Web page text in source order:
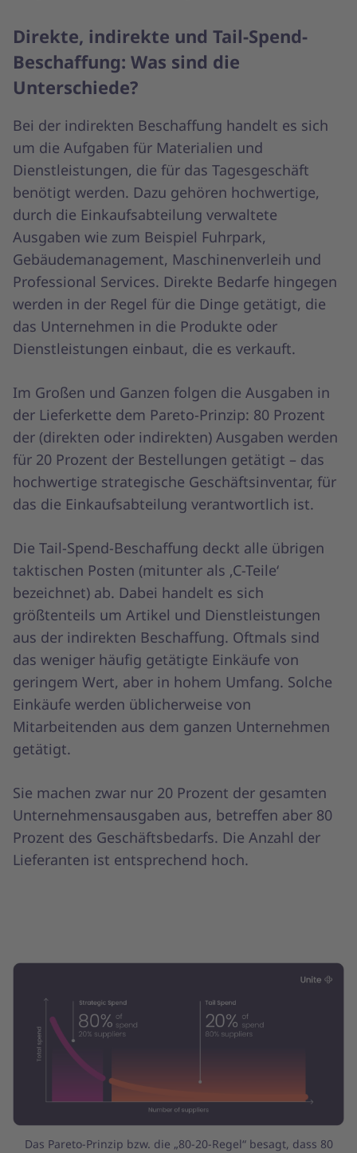
Direkte, indirekte und Tail-Spend-
Beschaffung: Was sind die
Unterschiede?
Bei der indirekten Beschaffung handelt es sich
um die Aufgaben für Materialien und
Dienstleistungen, die für das Tagesgeschäft
benötigt werden. Dazu gehören hochwertige,
durch die Einkaufsabteilung verwaltete
Ausgaben wie zum Beispiel Fuhrpark,
Gebäudemanagement, Maschinenverleih und
Professional Services. Direkte Bedarfe hingegen
werden in der Regel für die Dinge getätigt, die
das Unternehmen in die Produkte oder
Dienstleistungen einbaut, die es verkauft.
Im Großen und Ganzen folgen die Ausgaben in
der Lieferkette dem Pareto-Prinzip: 80 Prozent
der (direkten oder indirekten) Ausgaben werden
für 20 Prozent der Bestellungen getätigt – das
hochwertige strategische Geschäftsinventar, für
das die Einkaufsabteilung verantwortlich ist.
Die Tail-Spend-Beschaffung deckt alle übrigen
taktischen Posten (mitunter als ‚C-Teile‘
bezeichnet) ab. Dabei handelt es sich
größtenteils um Artikel und Dienstleistungen
aus der indirekten Beschaffung. Oftmals sind
das weniger häufig getätigte Einkäufe von
geringem Wert, aber in hohem Umfang. Solche
Einkäufe werden üblicherweise von
Mitarbeitenden aus dem ganzen Unternehmen
getätigt.
Sie machen zwar nur 20 Prozent der gesamten
Unternehmensausgaben aus, betreffen aber 80
Prozent des Geschäftsbedarfs. Die Anzahl der
Lieferanten ist entsprechend hoch.
Das Pareto-Prinzip bzw. die „80-20-Regel“ besagt, dass 80